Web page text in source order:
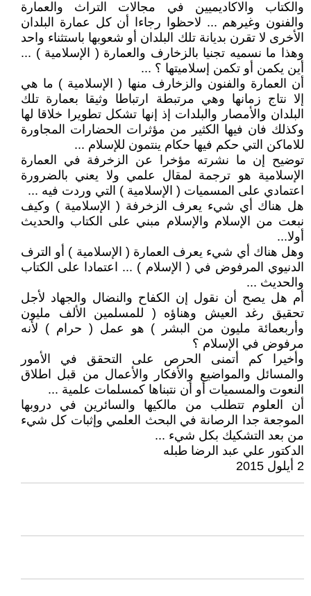
والكتاب والاكاديميين في مجالات التراث والعمارة
والفنون وغيرهم ... لاحظوا رجاءا أن كل عمارة البلدان
الأخرى لا تقرن بديانة تلك البلدان أو شعوبها باستثناء واحد
وهذا ما نسميه تجنيا بالزخارف والعمارة ( الإسلامية ) ...
أين يكمن أو تكمن إسلاميتها ؟ ...
أن العمارة والفنون والزخارف منها ( الإسلامية ) ما هي
إلا نتاج زمانها وهي مرتبطة ارتباطا وثيقا بعمارة تلك
البلدان والأمصار والبلدات إذ إنها تشكل تطويرا خلاقا لها
وكذلك فان فيها الكثير من مؤثرات الحضارات المجاورة
للاماكن التي حكم فيها حكام ينتمون للإسلام ...
توضيح إن ما نشرته مؤخرا عن الزخرفة في العمارة
الإسلامية هو ترجمة لمقال علمي ولا يعني بالضرورة
اعتمادي على المسميات ( الإسلامية ) التي وردت فيه ...
هل هناك أي شيء يعرف الزخرفة ( الإسلامية ) وكيف
نبعت من الإسلام والإسلام مبني على الكتاب والحديث
أولا...
وهل هناك أي شيء يعرف العمارة ( الإسلامية ) أو الترف
الدنيوي المرفوض في ( الإسلام ) ... اعتمادا على الكتاب
والحديث ...
أم هل يصح أن نقول إن الكفاح والنضال والجهاد لأجل
تحقيق رغد العيش وهناؤه ( للمسلمين الألف مليون
وأربعمائة مليون من البشر ) هو عمل ( حرام ) لأنه
مرفوض في الإسلام ؟
وأخيرا كم أتمنى الحرص على التحقق في الأمور
والمسائل والمواضيع والأفكار والأعمال من قبل اطلاق
النعوت والمسميات أو أن نتبناها كمسلمات علمية ...
أن العلوم تتطلب من مالكيها والسائرين في دروبها
الموجعة جدا الرصانة في البحث العلمي وإثبات كل شيء
من بعد التشكيك بكل شيء ...
الدكتور علي عبد الرضا طبله
2 أيلول 2015